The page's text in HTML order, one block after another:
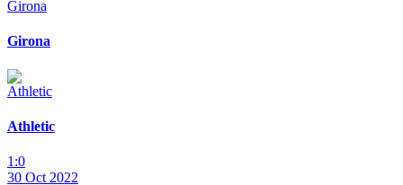
Girona
Athletic
1:0
30 Oct 2022